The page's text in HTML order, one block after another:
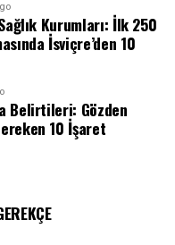
Kurumları: İlk 250
İsviçre’den 10
Belirtileri: Gözden
10 İşaret